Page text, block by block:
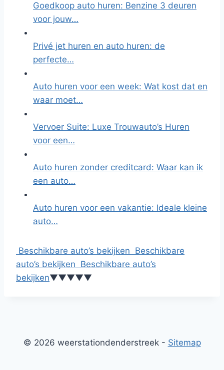
Goedkoop auto huren: Benzine 3 deuren
voor jouw…
Privé jet huren en auto huren: de
perfecte…
Auto huren voor een week: Wat kost dat en
waar moet…
Vervoer Suite: Luxe Trouwauto’s Huren
voor een…
Auto huren zonder creditcard: Waar kan ik
een auto…
Auto huren voor een vakantie: Ideale kleine
auto…
Beschikbare auto’s bekijken Beschikbare
auto’s bekijken Beschikbare auto’s
bekijken▼▼▼▼▼
© 2026 weerstationdenderstreek - Sitemap